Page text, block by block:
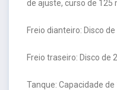
de ajuste, curso de 125
Freio dianteiro: Disco
Freio traseiro: Disco de
Tanque: Capacidade de